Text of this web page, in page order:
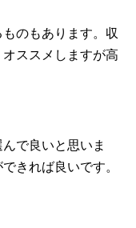
のもあります。収
ススメしますが高
で良いと思いま
きれば良いです。